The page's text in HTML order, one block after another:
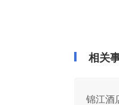
相关
锦江酒